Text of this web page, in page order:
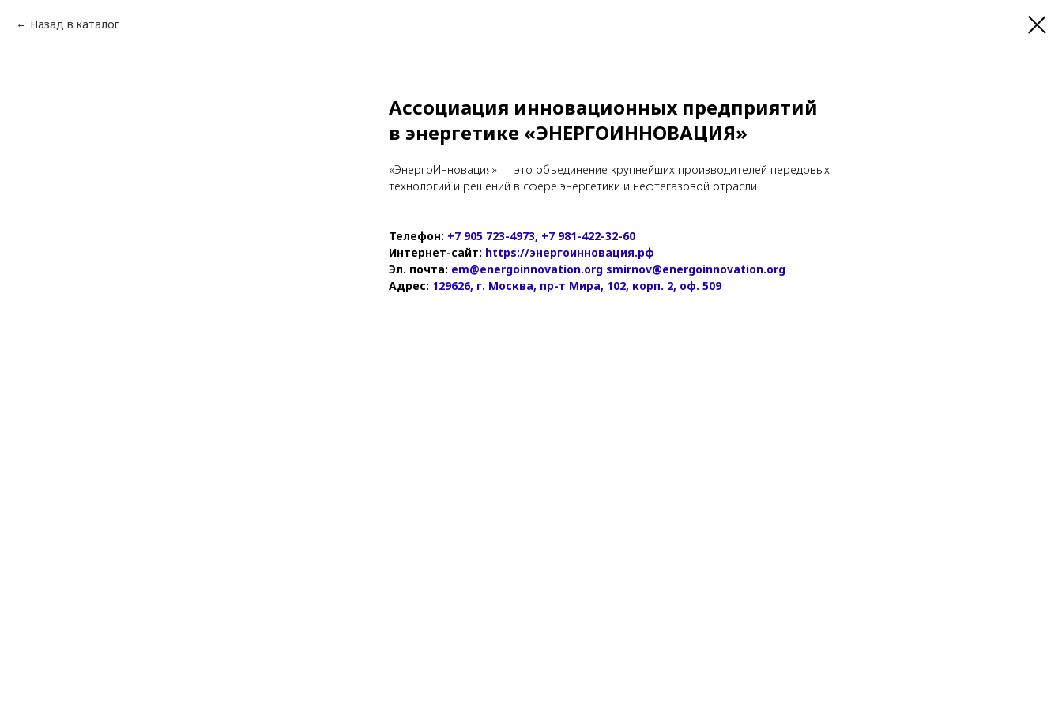
Назад в каталог
Ассоциация инновационных предприятий
в энергетике «ЭНЕРГОИННОВАЦИЯ»
«ЭнергоИнновация» — это объединение крупнейших производителей передовых
технологий и решений в сфере энергетики и нефтегазовой отрасли
Телефон: +7 905 723-4973, +7 981-422-32-60
Интернет-сайт: https://энергоинновация.рф
Эл. почта: em@energoinnovation.org smirnov@energoinnovation.org
Адрес: 129626, г. Москва, пр-т Мира, 102, корп. 2, оф. 509